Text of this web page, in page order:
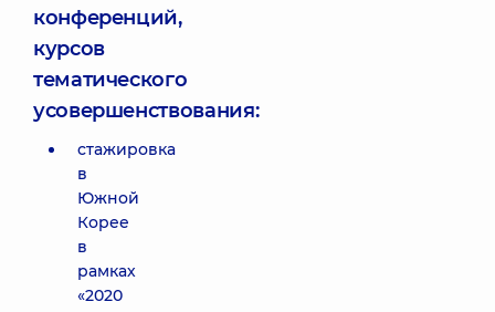
конференций,
курсов
тематического
усовершенствования:
стажировка
в
Южной
Корее
в
рамках
«2020